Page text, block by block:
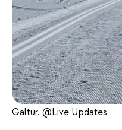
Galtür. @Live Updates